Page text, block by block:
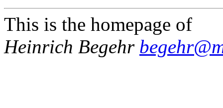
This is the homepage of
Heinrich Begehr